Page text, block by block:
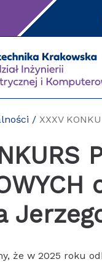
/XXXV
że w 2025 roku